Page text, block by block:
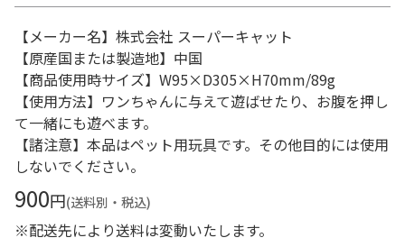
【メーカー名】株式会社 スーパーキャット
【原産国または製造地】中国
【商品使用時サイズ】W95×D305×H70mm/89g
【使用方法】ワンちゃんに与えて遊ばせたり、お腹を押し
て一緒にも遊べます。
【諸注意】本品はペット用玩具です。その他目的には使用
しないでください。
900円(送料別・税込)
※配送先により送料は変動いたします。